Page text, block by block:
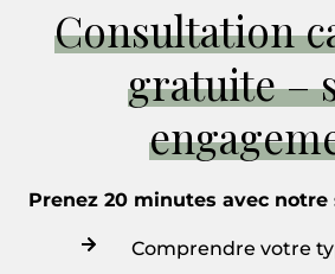
Consultation
gratuite –
Prenez 20 minutes avec
Comprendre votre